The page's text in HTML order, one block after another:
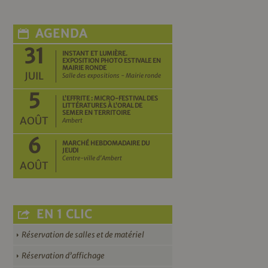
AGENDA
31
JUIL
INSTANT ET LUMIÈRE.
EXPOSITION PHOTO ESTIVALE EN
MAIRIE RONDE
Salle des expositions - Mairie ronde
5
AOÛT
L’EFFRITE : MICRO-FESTIVAL DES
LITTÉRATURES À L’ORAL DE
SEMER EN TERRITOIRE
Ambert
6
AOÛT
MARCHÉ HEBDOMADAIRE DU
JEUDI
Centre-ville d'Ambert
EN 1 CLIC
Réservation de salles et de matériel
Réservation d’affichage